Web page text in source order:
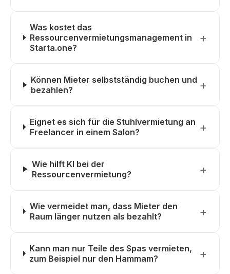
Was kostet das
Ressourcenvermietungsmanagement in
Starta.one?
Können Mieter selbstständig buchen und
bezahlen?
Eignet es sich für die Stuhlvermietung an
Freelancer in einem Salon?
Wie hilft KI bei der
Ressourcenvermietung?
Wie vermeidet man, dass Mieter den
Raum länger nutzen als bezahlt?
Kann man nur Teile des Spas vermieten,
zum Beispiel nur den Hammam?